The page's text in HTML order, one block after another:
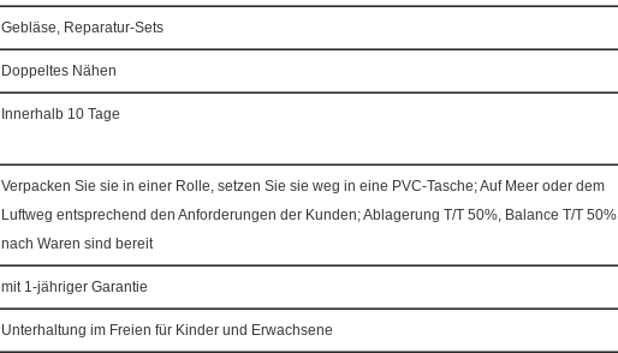
Gebläse, Reparatur-Sets
Doppeltes Nähen
Innerhalb 10 Tage
Verpacken Sie sie in einer Rolle, setzen Sie sie weg in eine PVC-Tasche; Auf Meer oder dem
Luftweg entsprechend den Anforderungen der Kunden; Ablagerung T/T 50%, Balance T/T 50%
nach Waren sind bereit
mit 1-jähriger Garantie
Unterhaltung im Freien für Kinder und Erwachsene